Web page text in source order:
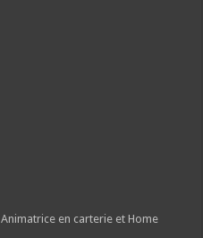
Animatrice en carterie et Home